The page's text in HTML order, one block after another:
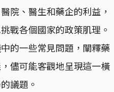
院、醫生和藥企的利益，
戰各個國家的政策肌理。
的一些常見問題，闡釋藥
儘可能客觀地呈現這一橫
議題。